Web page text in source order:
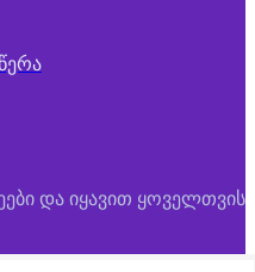
და იყავით ყოველთვის